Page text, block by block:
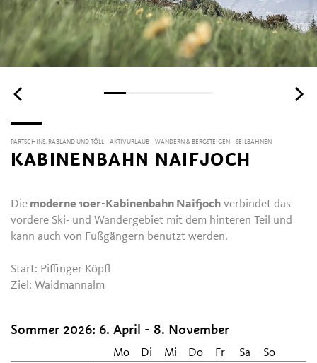
PARTSCHINS, RABLAND UND TÖLL AKTIVURLAUB WANDERN & BERGSTEIGEN SEILBAHNEN
KABINENBAHN NAIFJOCH
Die moderne 10er-Kabinenbahn Naifjoch verbindet das
vordere Ski- und Wandergebiet mit dem hinteren Teil und
kann auch von Fußgängern benutzt werden.
Start: Piffinger Köpfl
Ziel: Waidmannalm
Sommer 2026: 6. April - 8. November
Mo Di Mi Do Fr Sa
So